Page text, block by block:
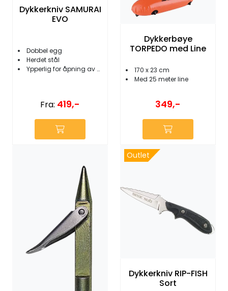
Dykkerkniv SAMURAI
EVO
Dobbel egg
Herdet stål
Ypperlig for åpning av skjell/østers
Fra: 419,-
Dykkerbøye
TORPEDO med Line
170 x 23 cm
Med 25 meter line
349,-
Outlet
Dykkerkniv RIP-FISH
Sort